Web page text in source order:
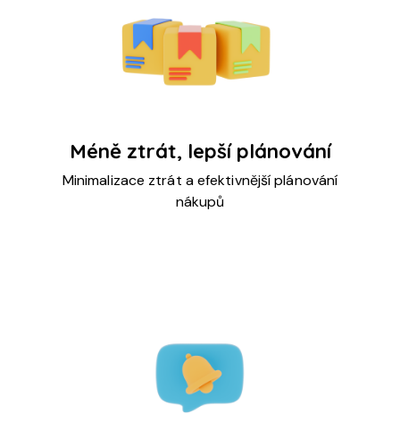
Méně ztrát, lepší plánování
Minimalizace ztrát a efektivnější plánování
nákupů